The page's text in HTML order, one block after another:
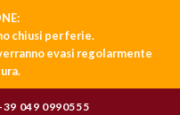
chiusi per ferie.
evasi regolarmente
049 0990555